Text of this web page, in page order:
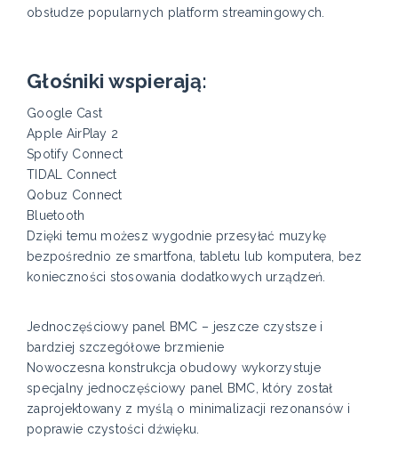
obsłudze popularnych platform streamingowych.
Głośniki wspierają:
Google Cast
Apple AirPlay 2
Spotify Connect
TIDAL Connect
Qobuz Connect
Bluetooth
Dzięki temu możesz wygodnie przesyłać muzykę
bezpośrednio ze smartfona, tabletu lub komputera, bez
konieczności stosowania dodatkowych urządzeń.
Jednoczęściowy panel BMC – jeszcze czystsze i
bardziej szczegółowe brzmienie
Nowoczesna konstrukcja obudowy wykorzystuje
specjalny jednoczęściowy panel BMC, który został
zaprojektowany z myślą o minimalizacji rezonansów i
poprawie czystości dźwięku.